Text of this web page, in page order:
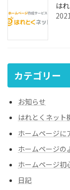
は
カテゴリー
お知らせ
はれとくネット
ホームページに
ホームページの
ホームページ初
日記